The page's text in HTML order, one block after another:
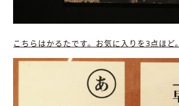
こちらはかるたです。お気に入りを3点ほど。